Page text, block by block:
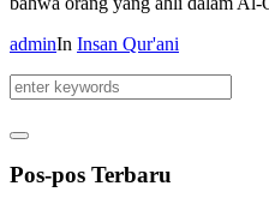
adminIn Insan Qur'ani
Pos-pos Terbaru